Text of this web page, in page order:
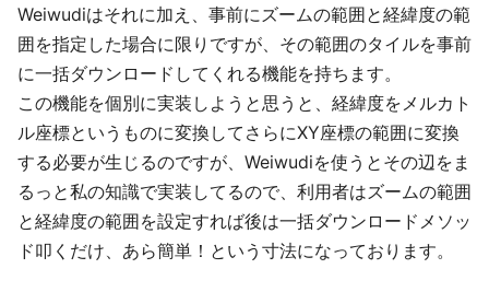
Weiwudiはそれに加え、事前にズームの範囲と経緯度の範
囲を指定した場合に限りですが、その範囲のタイルを事前
に一括ダウンロードしてくれる機能を持ちます。
この機能を個別に実装しようと思うと、経緯度をメルカト
ル座標というものに変換してさらにXY座標の範囲に変換
する必要が生じるのですが、Weiwudiを使うとその辺をま
るっと私の知識で実装してるので、利用者はズームの範囲
と経緯度の範囲を設定すれば後は一括ダウンロードメソッ
ド叩くだけ、あら簡単！という寸法になっております。